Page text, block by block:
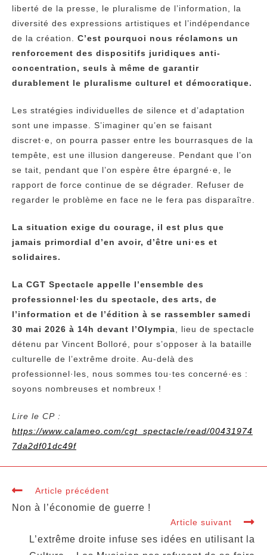
liberté de la presse, le pluralisme de l’information, la
diversité des expressions artistiques et l’indépendance
de la création. C’est pourquoi nous réclamons un
renforcement des dispositifs juridiques anti-
concentration, seuls à même de garantir
durablement le pluralisme culturel et démocratique.
Les stratégies individuelles de silence et d’adaptation
sont une impasse. S’imaginer qu’en se faisant
discret·e, on pourra passer entre les bourrasques de la
tempête, est une illusion dangereuse. Pendant que l’on
se tait, pendant que l’on espère être épargné·e, le
rapport de force continue de se dégrader. Refuser de
regarder le problème en face ne le fera pas disparaître.
La situation exige du courage, il est plus que
jamais primordial d’en avoir, d’être uni·es et
solidaires.
La CGT Spectacle appelle l’ensemble des
professionnel·les du spectacle, des arts, de
l’information et de l’édition à se rassembler samedi
30 mai 2026 à 14h devant l’Olympia , lieu de spectacle
détenu par Vincent Bolloré, pour s’opposer à la bataille
culturelle de l’extrême droite. Au-delà des
professionnel·les, nous sommes tou·tes concerné·es :
soyons nombreuses et nombreux !
Lire le CP :
https://www.calameo.com/cgt_spectacle/read/00431974
7da2df01dc49f
Article précédent
Non à l’économie de guerre !
Article suivant
L’extrême droite infuse ses idées en utilisant la